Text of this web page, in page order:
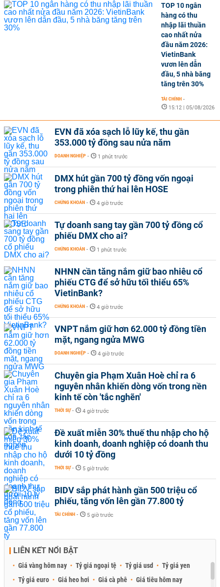
TOP 10 ngân
hàng có thu
nhập lãi thuần
cao nhất nửa
đầu năm 2026:
VietinBank
vươn lên dẫn
đầu, 5 nhà băng
tăng trên 30%
TÀI CHÍNH -
15:12 | 05/08/2026
EVN đã xóa sạch lỗ lũy kế, thu gần
353.000 tỷ đồng sau nửa năm
DOANH NGHIỆP - 1 phút trước
DMX hút gần 700 tỷ đồng vốn ngoại
trong phiên thứ hai lên HOSE
CHỨNG KHOÁN - 4 giờ trước
Tự doanh sang tay gần 700 tỷ đồng cổ
phiếu DMX cho ai?
CHỨNG KHOÁN - 1 phút trước
NHNN cần tăng nắm giữ bao nhiêu cổ
phiếu CTG để sở hữu tối thiểu 65%
VietinBank?
CHỨNG KHOÁN - 4 giờ trước
VNPT nắm giữ hơn 62.000 tỷ đồng tiền
mặt, ngang ngửa MWG
DOANH NGHIỆP - 4 giờ trước
Chuyên gia Phạm Xuân Hoè chỉ ra 6
nguyên nhân khiến dòng vốn trong nền
kinh tế còn 'tắc nghẽn'
THỜI SỰ - 4 giờ trước
Đề xuất miễn 30% thuế thu nhập cho hộ
kinh doanh, doanh nghiệp có doanh thu
dưới 10 tỷ đồng
THỜI SỰ - 5 giờ trước
BIDV sắp phát hành gần 500 triệu cổ
phiếu, tăng vốn lên gần 77.800 tỷ
TÀI CHÍNH - 5 giờ trước
LIÊN KẾT NỔI BẬT
Giá vàng hôm nay Tỷ giá ngoại tệ Tỷ giá usd
Tỷ giá yen
Tỷ giá euro
Giá heo hơi Giá cà phê Giá tiêu hôm nay